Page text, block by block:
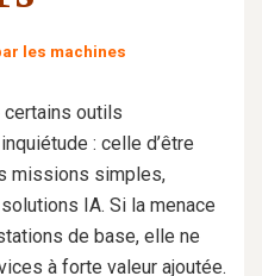
les machines
certains outils
: celle d’être
missions simples,
IA. Si la menace
de base, elle ne
à forte valeur ajoutée.